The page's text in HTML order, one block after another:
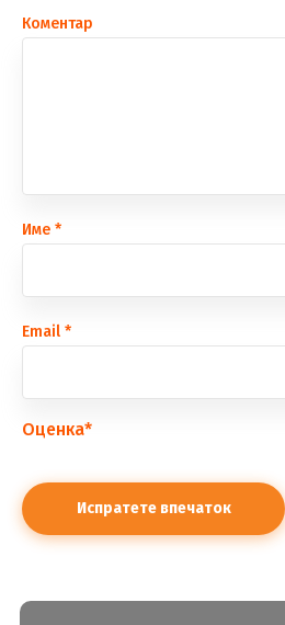
Коментар
Име *
Еmail *
Оценка*